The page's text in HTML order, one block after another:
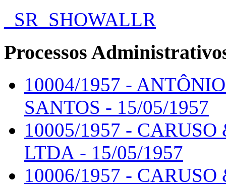
_SR_SHOWALLR
Processos
10004/1957 -
SANTOS - 15/05/1957
10005/1957 -
LTDA - 15/05/1957
10006/1957 -